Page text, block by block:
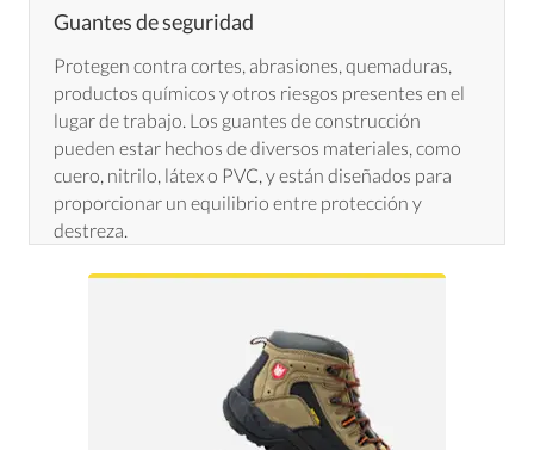
Guantes de seguridad
Protegen contra cortes, abrasiones, quemaduras,
productos químicos y otros riesgos presentes en el
lugar de trabajo. Los guantes de construcción
pueden estar hechos de diversos materiales, como
cuero, nitrilo, látex o PVC, y están diseñados para
proporcionar un equilibrio entre protección y
destreza.